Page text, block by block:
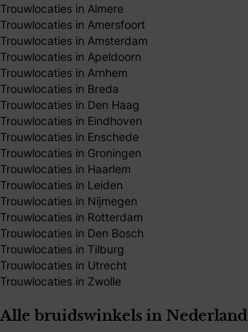
Trouwlocaties in Almere
Trouwlocaties in Amersfoort
Trouwlocaties in Amsterdam
Trouwlocaties in Apeldoorn
Trouwlocaties in Arnhem
Trouwlocaties in Breda
Trouwlocaties in Den Haag
Trouwlocaties in Eindhoven
Trouwlocaties in Enschede
Trouwlocaties in Groningen
Trouwlocaties in Haarlem
Trouwlocaties in Leiden
Trouwlocaties in Nijmegen
Trouwlocaties in Rotterdam
Trouwlocaties in Den Bosch
Trouwlocaties in Tilburg
Trouwlocaties in Utrecht
Trouwlocaties in Zwolle
Alle bruidswinkels in Nederland